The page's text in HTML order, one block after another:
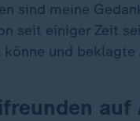
sind meine
seit einiger Zeit
und beklagte
auf